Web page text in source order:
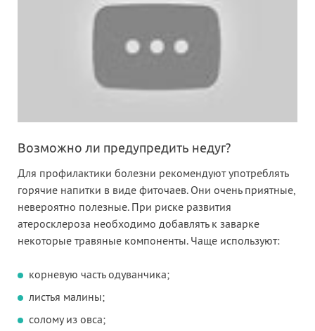
Возможно ли предупредить недуг?
Для профилактики болезни рекомендуют употреблять
горячие напитки в виде фиточаев. Они очень приятные,
невероятно полезные. При риске развития
атеросклероза необходимо добавлять к заварке
некоторые травяные компоненты. Чаще используют:
корневую часть одуванчика;
листья малины;
солому из овса;